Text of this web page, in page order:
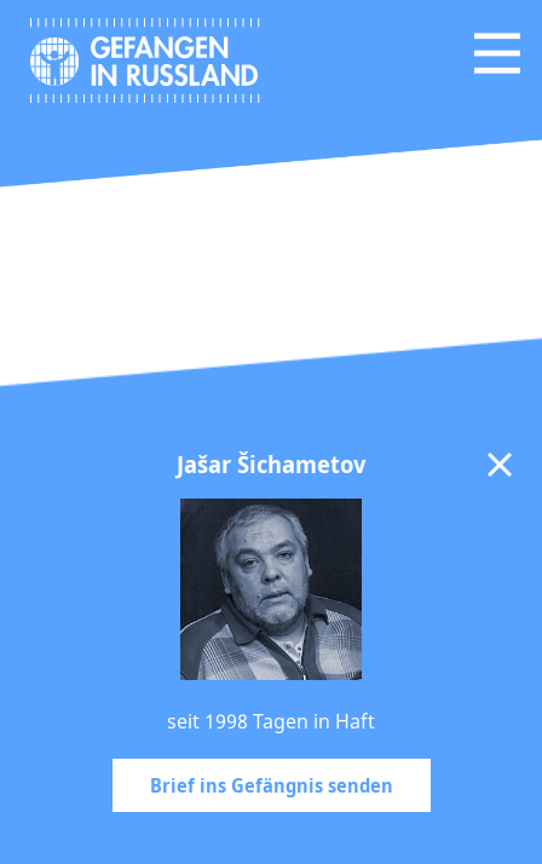
Jašar Šichametov
seit 1998 Tagen in Haft
Brief ins Gefängnis senden